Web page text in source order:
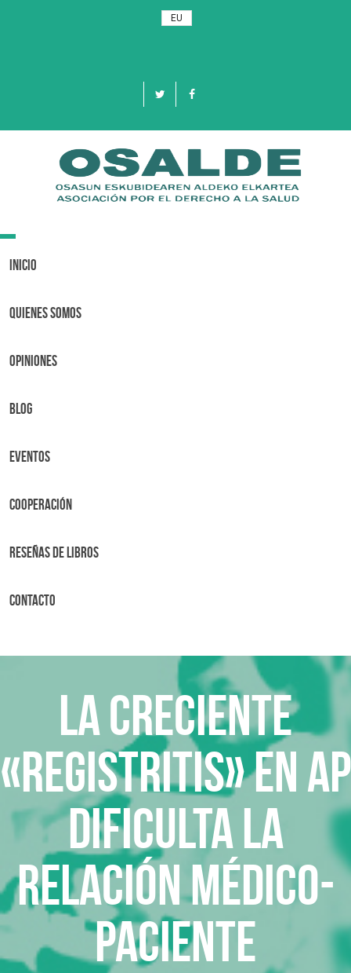
EU
Toggle
Inicio
Quienes Somos
OPINIONES
BLOG
Eventos
Cooperación
Reseñas de libros
Contacto
La creciente
«Registritis» en AP
dificulta la
relación médico-
paciente